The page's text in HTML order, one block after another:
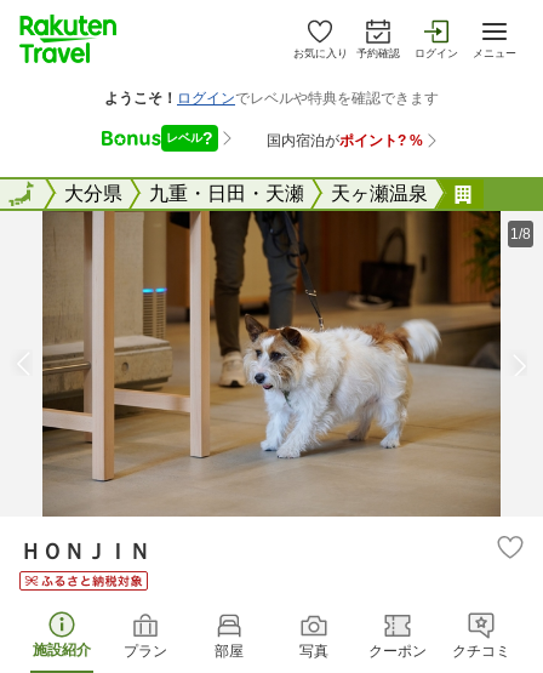
お気に入り 予約確認 ログイン メニュー
全国大分県 九重・日田・天瀬 天ヶ瀬温泉
全国
1/8
ＨＯＮＪＩＮ
施設紹介 プラン 部屋 写真 クーポン クチコミ